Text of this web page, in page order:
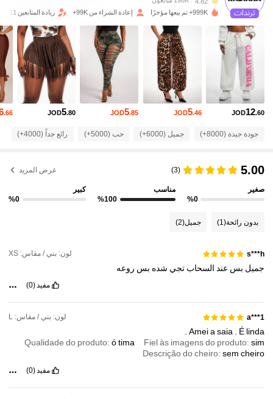
198K متابعون
198K متابعون
198K متابعون
4.82 198K متابعون
198K متابعون
4.82 198K متابعون
4.82 198K متابعون
4.82 198K متابعون
4.82
999K+ تم بيعها مؤخرًا إعادة الشراء من 99K+ زيادة المتابعين 11%
JOD12.60
JOD5.46
JOD5.85
JOD5.80
.66
جودة جيدة (8000+) جميل (6000+) حب (5000+) رائع جداً (4000+)
5.00
(3) عرض المزيد
صغير
%0
مناسب
%100
كبير
%0
بدون رائحة(1) جميل(2)
s***h لون: بني / مقاس: XS
جميل بس عند السحابتجي شده بس روعه
مفيد(0)
a***1 لون: بني / مقاس: L
Ameiasaia . É linda
.
Qualidade do produto: ótima Fiel às imagens do produto: sim
Descrição do cheiro: sem cheiro
مفيد(0)